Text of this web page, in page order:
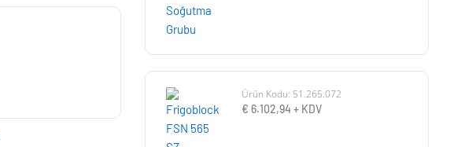
Ürün Kodu: 51.265.072
€ 6.102,94+ KDV